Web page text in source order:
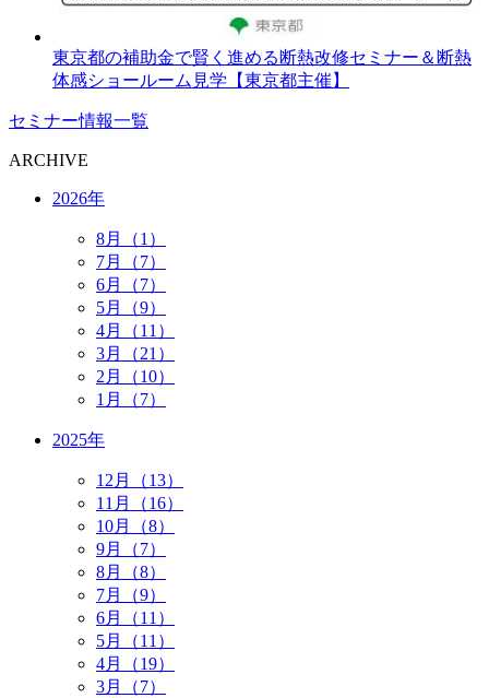
東京都の補助金で賢く進める断熱改修セミナー＆断熱
体感ショールーム見学【東京都主催】
セミナー情報一覧
ARCHIVE
2026年
8月（1）
7月（7）
6月（7）
5月（9）
4月（11）
3月（21）
2月（10）
1月（7）
2025年
12月（13）
11月（16）
10月（8）
9月（7）
8月（8）
7月（9）
6月（11）
5月（11）
4月（19）
3月（7）